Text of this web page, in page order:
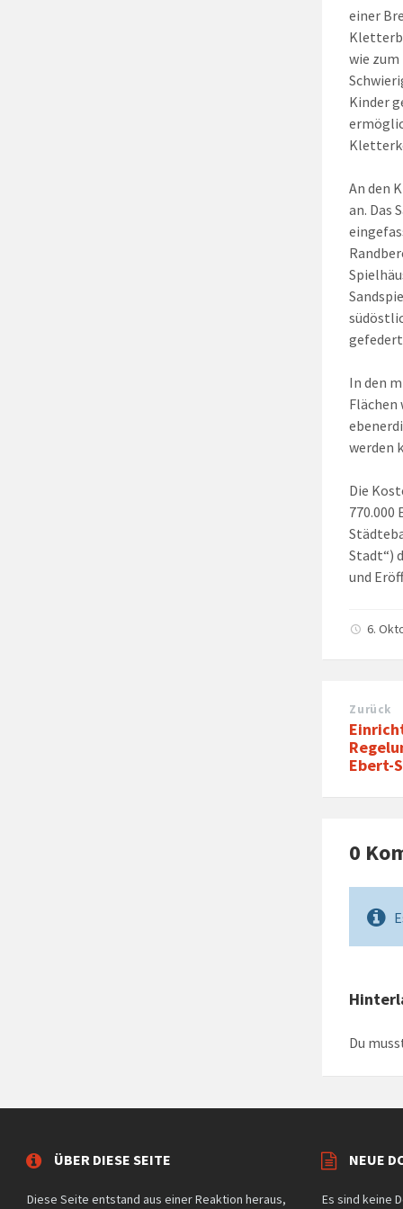
einer
wie
Kinder
An den
an. Das
In den
Flächen
werden
Die
Stadt“)
und
6.
Zurück
Ebert-
0
Du
ÜBER DIESE SEITE
Diese Seite entstand aus einer Reaktion heraus,
NEUE
Es sind keine